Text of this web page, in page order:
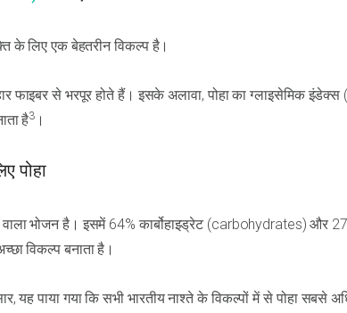
के लिए एक बेहतरीन विकल्प है।
फाइबर से भरपूर होते हैं। इसके अलावा, पोहा का ग्लाइसेमिक
है3 ।
पोहा
वाला भोजन है। इसमें 64% कार्बोहाइड्रेट (carbohydrates) और
विकल्प बनाता है।
यह पाया गया कि सभी भारतीय नाश्ते के विकल्पों में से पोहा सबसे